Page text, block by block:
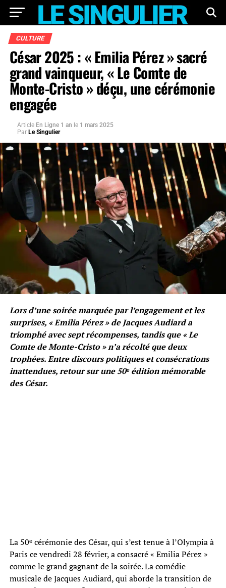
CULTURE
César 2025 : « Emilia Pérez » sacré
grand vainqueur, « Le Comte de
Monte-Cristo » déçu, une cérémonie
engagée
Article En Ligne 1 an le 1 mars 2025
Par Le Singulier
Lors d’une soirée marquée par l’engagement et les
surprises, « Emilia Pérez » de Jacques Audiard a
triomphé avec sept récompenses, tandis que « Le
Comte de Monte-Cristo » n’a récolté que deux
trophées. Entre discours politiques et consécrations
inattendues, retour sur une 50ᵉ édition mémorable
des César.
La 50ᵉ cérémonie des César, qui s’est tenue à l’Olympia à
Paris ce vendredi 28 février, a consacré « Emilia Pérez »
comme le grand gagnant de la soirée. La comédie
musicale de Jacques Audiard, qui aborde la transition de